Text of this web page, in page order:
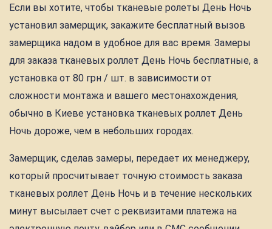
Если вы хотите, чтобы тканевые ролеты День Ночь
установил замерщик, закажите бесплатный вызов
замерщика надом в удобное для вас время. Замеры
для заказа тканевых роллет День Ночь бесплатные, а
установка от 80 грн / шт. в зависимости от
сложности монтажа и вашего местонахождения,
обычно в Киеве установка тканевых роллет День
Ночь дороже, чем в небольших городах.
Замерщик, сделав замеры, передает их менеджеру,
который просчитывает точную стоимость заказа
тканевых роллет День Ночь и в течение нескольких
минут высылает счет с реквизитами платежа на